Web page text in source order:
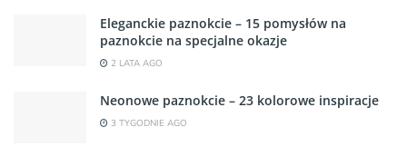
Eleganckie paznokcie – 15 pomysłów na
paznokcie na specjalne okazje
2 LATA AGO
Neonowe paznokcie – 23 kolorowe inspiracje
3 TYGODNIE AGO